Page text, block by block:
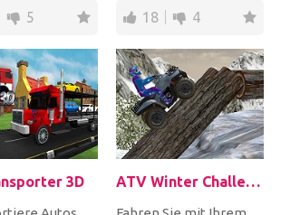
Es is...
5
durch die Stadt, um S...
18 4
3D ATV Winter Challenge